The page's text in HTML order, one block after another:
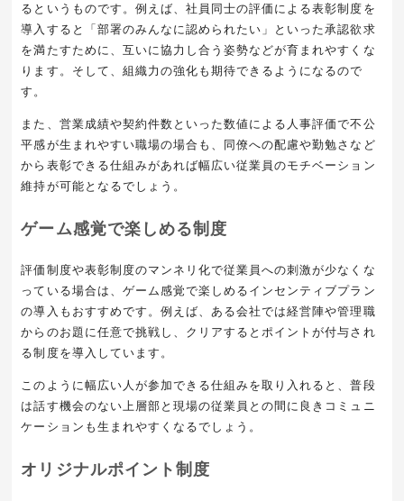
るというものです。例えば、社員同士の評価による表彰制度を
導入すると「部署のみんなに認められたい」といった承認欲求
を満たすために、互いに協力し合う姿勢などが育まれやすくな
ります。そして、組織力の強化も期待できるようになるので
す。
また、営業成績や契約件数といった数値による人事評価で不公
平感が生まれやすい職場の場合も、同僚への配慮や勤勉さなど
から表彰できる仕組みがあれば幅広い従業員のモチベーション
維持が可能となるでしょう。
ゲーム感覚で楽しめる制度
評価制度や表彰制度のマンネリ化で従業員への刺激が少なくな
っている場合は、ゲーム感覚で楽しめるインセンティブプラン
の導入もおすすめです。例えば、ある会社では経営陣や管理職
からのお題に任意で挑戦し、クリアするとポイントが付与され
る制度を導入しています。
このように幅広い人が参加できる仕組みを取り入れると、普段
は話す機会のない上層部と現場の従業員との間に良きコミュニ
ケーションも生まれやすくなるでしょう。
オリジナルポイント制度